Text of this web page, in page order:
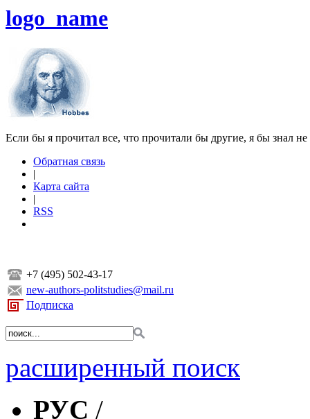
logo_name
Если бы я прочитал все, что прочитали бы другие, я бы знал
Обратная связь
|
Карта сайта
|
RSS
+7 (495) 502-43-17
new-authors-politstudies@mail.ru
Подписка
расширенный поиск
РУС /